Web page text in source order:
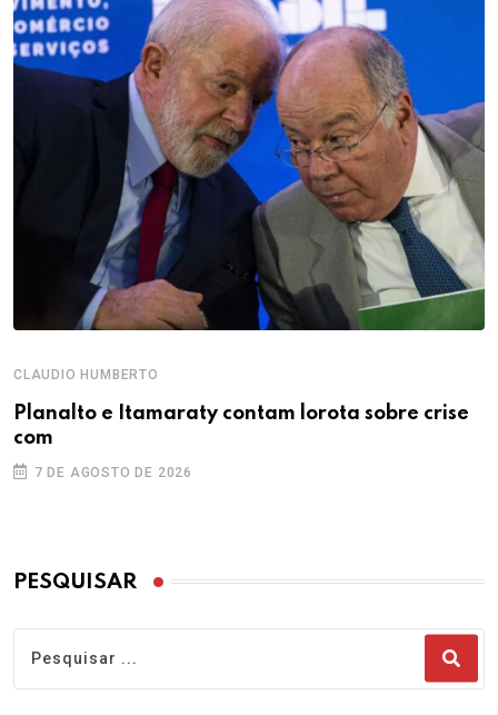
CLAUDIO HUMBERTO
Planalto e Itamaraty contam lorota sobre crise
com
7 DE AGOSTO DE 2026
PESQUISAR